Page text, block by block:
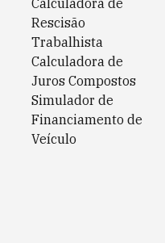
Calculadora de
Rescisão
Trabalhista
Calculadora de
Juros Compostos
Simulador de
Financiamento de
Veículo